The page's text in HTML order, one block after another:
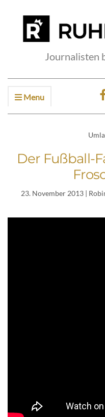
Journalisten
Menu
Der Fußball-
23. November 2013 |